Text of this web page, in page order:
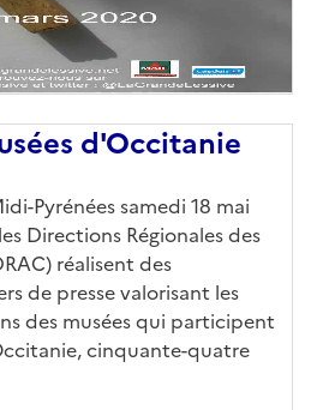
d'Occitanie
Pyrénées samedi 18 mai
Directions Régionales des
réalisent des
de presse valorisant les
des musées qui participent
cinquante-quatre